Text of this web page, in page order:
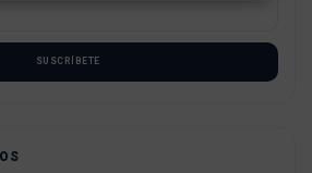
SUSCRÍBETE